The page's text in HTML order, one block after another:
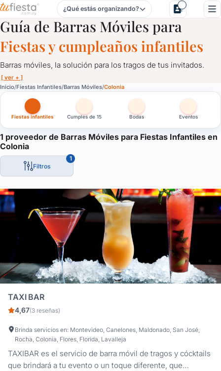
Barras Móviles para Fiestas Infantiles en Colonia
¿Qué estás organizando?
Guía de Barras Móviles para
Fiestas y cumpleaños infantiles
Barras móviles, la solución para los tragos de tus invitados.
[ ver + ]
Inicio Fiestas Infantiles Barras Móviles Colonia
Fiestas infantiles Cumples de 15 Bodas Eventos
1 proveedor de Barras Móviles para Fiestas Infantiles en
Colonia
Filtros
1
TAXI BAR
4,67(3 reseñas)
Brinda servicios en: Montevideo, Canelones, Maldonado, San José,
Rocha, Colonia, Flores, Florida, Lavalleja
TAXIBAR es el servicio de barra móvil de tragos y cócktails
que brindará a tu evento o un toque diferente, que
Barras Móviles para Fiestas Infantiles en Colonia
Barras móviles, la solución para los tragos de tus invitados.
Personalizadas, con luces led, acordes a tu evento, barras
La solución ideal para despreocuparte del tema y que los